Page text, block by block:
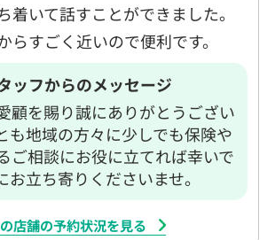
着いて話すことができました。
らすごく近いので便利です。
ッフからのメッセージ
顧を賜り誠にありがとうござい
も地域の方々に少しでも保険や
ご相談にお役に立てれば幸いで
お立ち寄りくださいませ。
店舗の予約状況を見る